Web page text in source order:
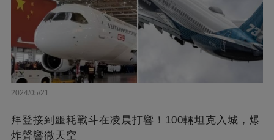
2024/05/21
拜登接到噩耗戰斗在凌晨打響！100輛坦克入城，爆
炸聲響徹天空